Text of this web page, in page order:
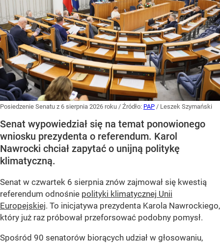
Posiedzenie Senatu z 6 sierpnia 2026 roku / Źródło: PAP / Leszek Szymański
Senat wypowiedział się na temat ponowionego
wniosku prezydenta o referendum. Karol
Nawrocki chciał zapytać o unijną politykę
klimatyczną.
Senat w czwartek 6 sierpnia znów zajmował się kwestią
referendum odnośnie polityki klimatycznej Unii
Europejskiej. To inicjatywa prezydenta Karola Nawrockiego,
który już raz próbował przeforsować podobny pomysł.
Spośród 90 senatorów biorących udział w głosowaniu,